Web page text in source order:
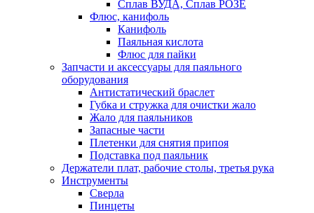
Сплав ВУДА, Сплав РОЗЕ
Флюс, канифоль
Канифоль
Паяльная кислота
Флюс для пайки
Запчасти и аксессуары для паяльного
оборудования
Антистатический браслет
Губка и стружка для очистки жало
Жало для паяльников
Запасные части
Плетенки для снятия припоя
Подставка под паяльник
Держатели плат, рабочие столы, третья рука
Инструменты
Сверла
Пинцеты